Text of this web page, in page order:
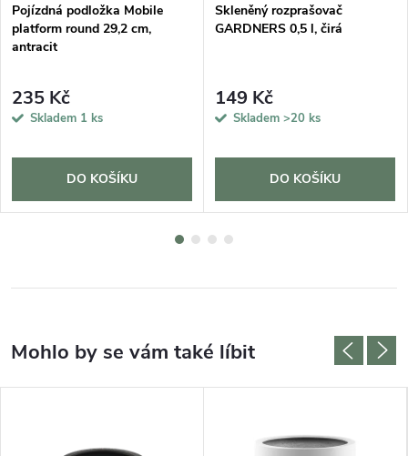
Pojízdná podložka Mobile
platform round 29,2 cm,
antracit
235 Kč
Skladem 1 ks
DO KOŠÍKU
Skleněný rozprašovač
GARDNERS 0,5 l, čirá
149 Kč
Skladem >20 ks
DO KOŠÍKU